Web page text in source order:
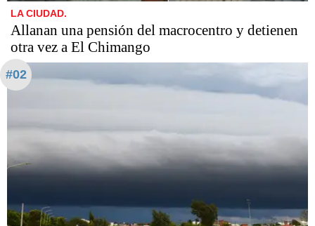
LA CIUDAD.
Allanan una pensión del macrocentro y detienen
otra vez a El Chimango
#02